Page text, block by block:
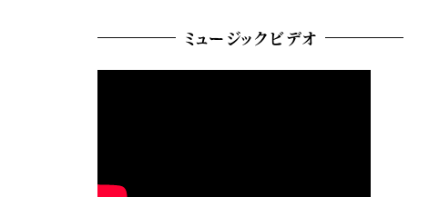
ミュージックビデオ